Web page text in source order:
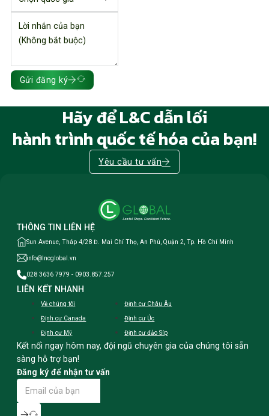
Gửi đăng ký
Hãy để L&C dẫn lối
hành trình quốc tế hóa của bạn!
Yêu cầu tư vấn
THÔNG TIN LIÊN HỆ
Sun Avenue, Tháp 4/28 Đ. Mai Chí Thọ, An Phú, Quận 2, Tp. Hồ Chí Minh
info@lncglobal.vn
028 3636 7979 - 0903.857.257
LIÊN KẾT NHANH
Về chúng tôi
Định cư Canada
Định cư Mỹ
Định cư Châu Âu
Định cư Úc
Định cư đảo Síp
Kết nối ngay hôm nay, đội ngũ chuyên gia của chúng tôi sẵn
sàng hỗ trợ bạn!
Đăng ký để nhận tư vấn